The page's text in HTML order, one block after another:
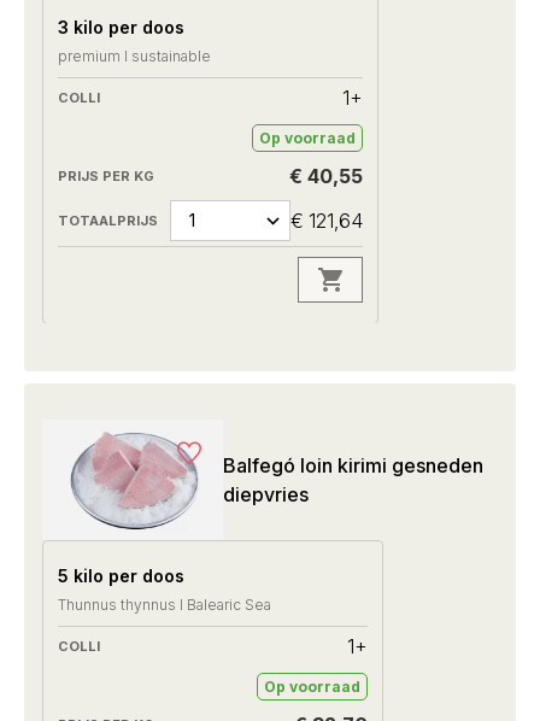
3 kilo per doos
premium I sustainable
1+
Op voorraad
€ 40,55
€ 121,64
Balfegó loin kirimi gesneden
diepvries
5 kilo per doos
Thunnus thynnus I Balearic Sea
1+
Op voorraad